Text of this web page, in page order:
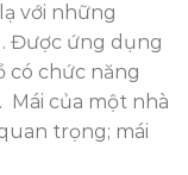
với những
Được ứng dụng
có chức năng
Mái của một nhà
trọng; mái